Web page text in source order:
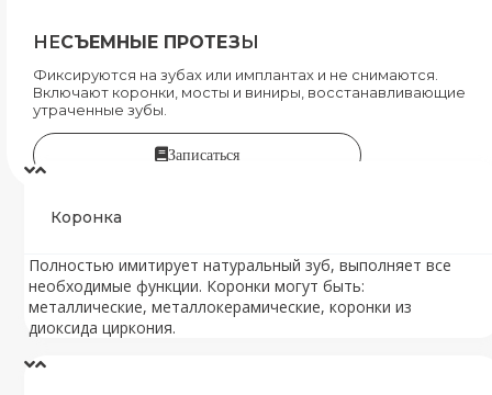
НЕСЪЕМНЫЕ ПРОТЕЗЫ
Фиксируются на зубах или имплантах и не снимаются.
Включают коронки, мосты и виниры, восстанавливающие
утраченные зубы.
Записаться
Коронка
Полностью имитирует натуральный зуб, выполняет все
необходимые функции. Коронки могут быть:
металлические, металлокерамические, коронки из
диоксида циркония.